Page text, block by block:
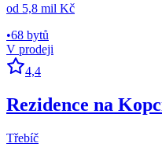
od 5,8 mil Kč
•68 bytů
V prodeji
4,4
Rezidence na
Třebíč